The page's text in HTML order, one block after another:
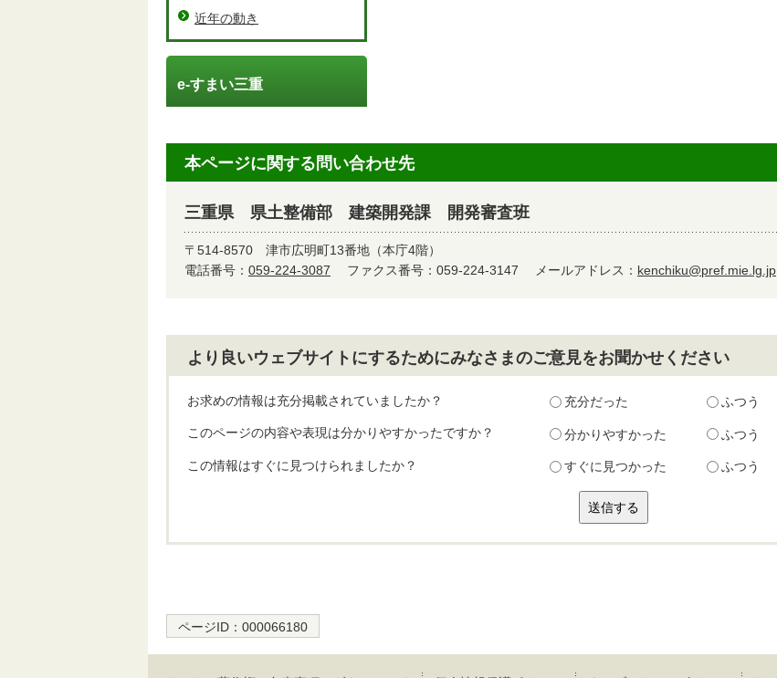
近年の動き
e-すまい三重
本ページに関する問い合わせ先
三重県 県土整備部 建築開発課 開発審査班
〒514-8570 津市広明町13番地（本庁4階）
電話番号： 059-224-3087 ファクス番号：059-224-3147 メールアドレス： kenchiku@pref.mie.lg.jp
より良いウェブサイトにするためにみなさまのご意見をお聞かせください
お求めの情報は充分掲載されていましたか？ 充分だった ふつう
このページの内容や表現は分かりやすかったですか？ 分かりやすかった ふつう
この情報はすぐに見つけられましたか？ すぐに見つかった ふつう
ページID： 000066180